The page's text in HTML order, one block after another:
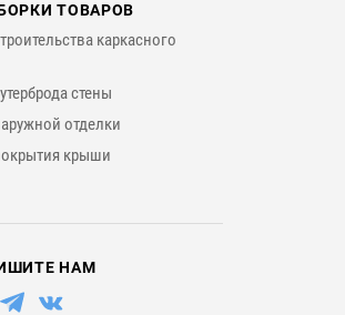
ТОВАРОВ
каркасного
стены
отделки
крыши
НАМ